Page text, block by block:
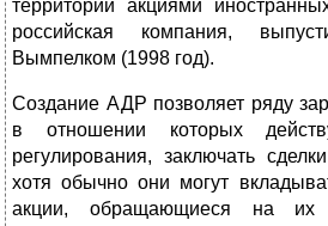
территории акциями
российская компания,
Вымпелком (1998 год).
Создание АДР позволяет ряду
в отношении которых
регулирования, заключать
хотя обычно они могут
акции, обращающиеся на их